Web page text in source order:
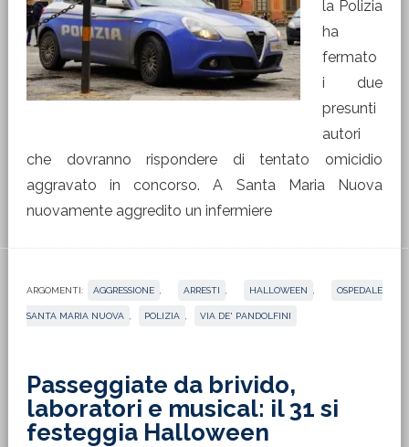
la Polizia
ha
fermato
i due
presunti
autori
che dovranno rispondere di tentato omicidio
aggravato in concorso. A Santa Maria Nuova
nuovamente aggredito un infermiere
ARGOMENTI: AGGRESSIONE ARRESTI HALLOWEEN OSPEDALE
SANTA MARIA NUOVA POLIZIA VIA DE' PANDOLFINI
Passeggiate da brivido,
laboratori e musical: il 31 si
festeggia Halloween